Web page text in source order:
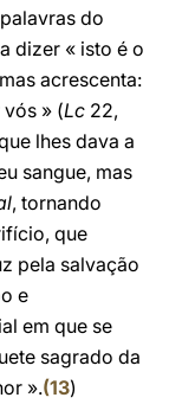
do
dizer « isto é o
acrescenta:
» (Lc 22,
lhes dava a
sangue, mas
, tornando
que
pela salvação
e
em que se
sagrado da
».(13)